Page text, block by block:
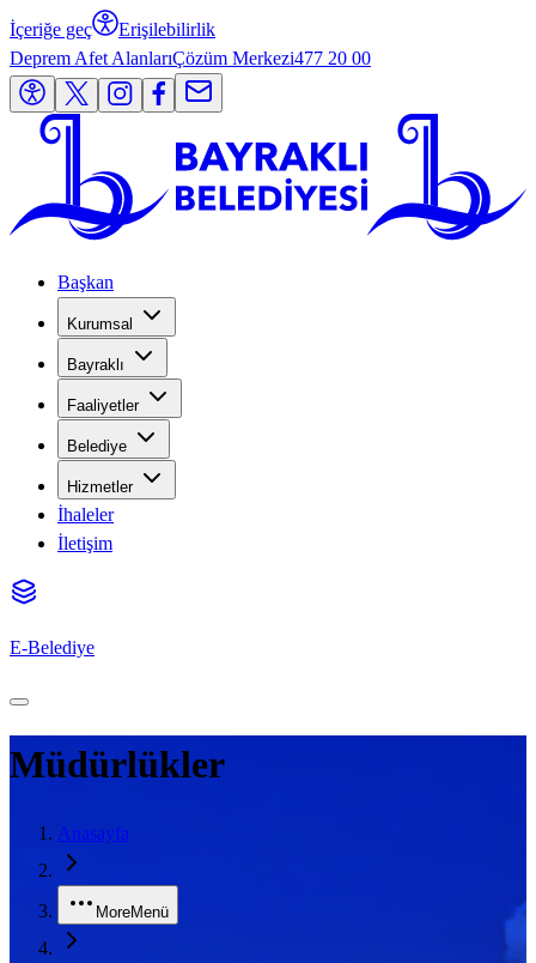
İçeriğe geç
Erişilebilirlik
Deprem Afet AlanlarıÇözüm Merkezi477 20 00
Başkan
Kurumsal
Bayraklı
Faaliyetler
Belediye
Hizmetler
İhaleler
İletişim
E-Belediye
Müdürlükler
Anasayfa
MoreMenü